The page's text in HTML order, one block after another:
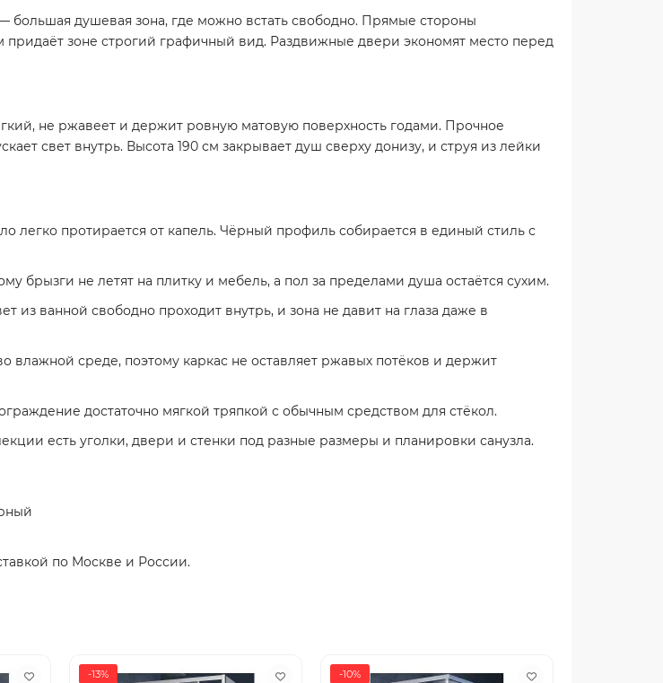
большая душевая зона, где можно встать свободно. Прямые стороны
зоне строгий графичный вид. Раздвижные двери экономят место перед
не ржавеет и держит ровную матовую поверхность годами. Прочное
свет внутрь. Высота 190 см закрывает душ сверху донизу, и струя из лейки
легко протирается от капель. Чёрный профиль собирается в единый стиль с
брызги не летят на плитку и мебель, а пол за пределами душа остаётся сухим.
из ванной свободно проходит внутрь, и зона не давит на глаза даже в
среде, поэтому каркас не оставляет ржавых потёков и держит
достаточно мягкой тряпкой с обычным средством для стёкол.
есть уголки, двери и стенки под разные размеры и планировки санузла.
по Москве и России.
-13% -10%